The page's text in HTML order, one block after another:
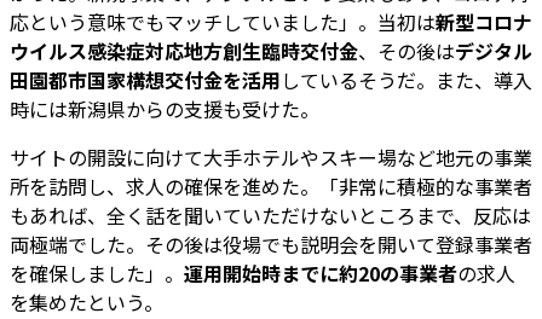
応という意味でもマッチしていました」。当初は新型コロナ
ウイルス感染症対応地方創生臨時交付金、その後はデジタル
田園都市国家構想交付金を活用しているそうだ。また、導入
時には新潟県からの支援も受けた。
サイトの開設に向けて大手ホテルやスキー場など地元の事業
所を訪問し、求人の確保を進めた。「非常に積極的な事業者
もあれば、全く話を聞いていただけないところまで、反応は
両極端でした。その後は役場でも説明会を開いて登録事業者
を確保しました」。 運用開始時までに約20の事業者の求人
を集めたという。